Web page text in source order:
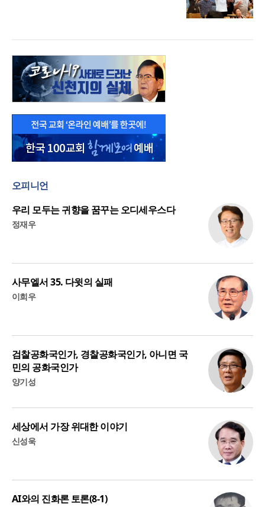
오피니언
우리 모두는 귀향을 꿈꾸는 오디세우스다
정재우
사무엘서 35. 다윗의 실패
이희우
검찰공화국인가, 경찰공화국인가, 아니면 국
민의 공화국인가
양기성
세상에서 가장 위대한 이야기
신성욱
AI와의 진화론 토론(8-1)